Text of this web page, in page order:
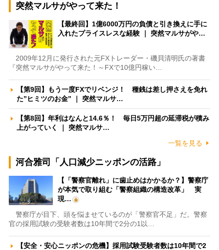
突然マルサがやって来た！
【最終回】1億6000万円の負債と引き換えに手に
入れたプライスレスな経験 ｜ 突然マルサがや…
2009年12月に発行された元FXトレーダー・磯貝清明氏の著書
『突然マルサがやって来た！～FXで10億円稼い…
【第9回】もう一度FXでリベンジ！ 種銭は差し押さえを免れ
た”ヒミツのお金” ｜ 突然マルサ…
【第8回】年利はなんと14.6％！ 毎日5万円超の延滞税が積み
上がっていく ｜ 突然マルサ…
一覧を見る
河合雅司「人口減少ニッポンの活路」
【「警察官離れ」に歯止めはかかるか？】警察庁
が本気で取り組む「警察組織の構造改革」 実
現…
警察庁が目下、頭を悩ませているのが「警察官不足」だ。警察
官の採用試験の受験者数は10年間で2分の1以…
【安全・安心ニッポンの危機】採用試験受験者数は10年間で2